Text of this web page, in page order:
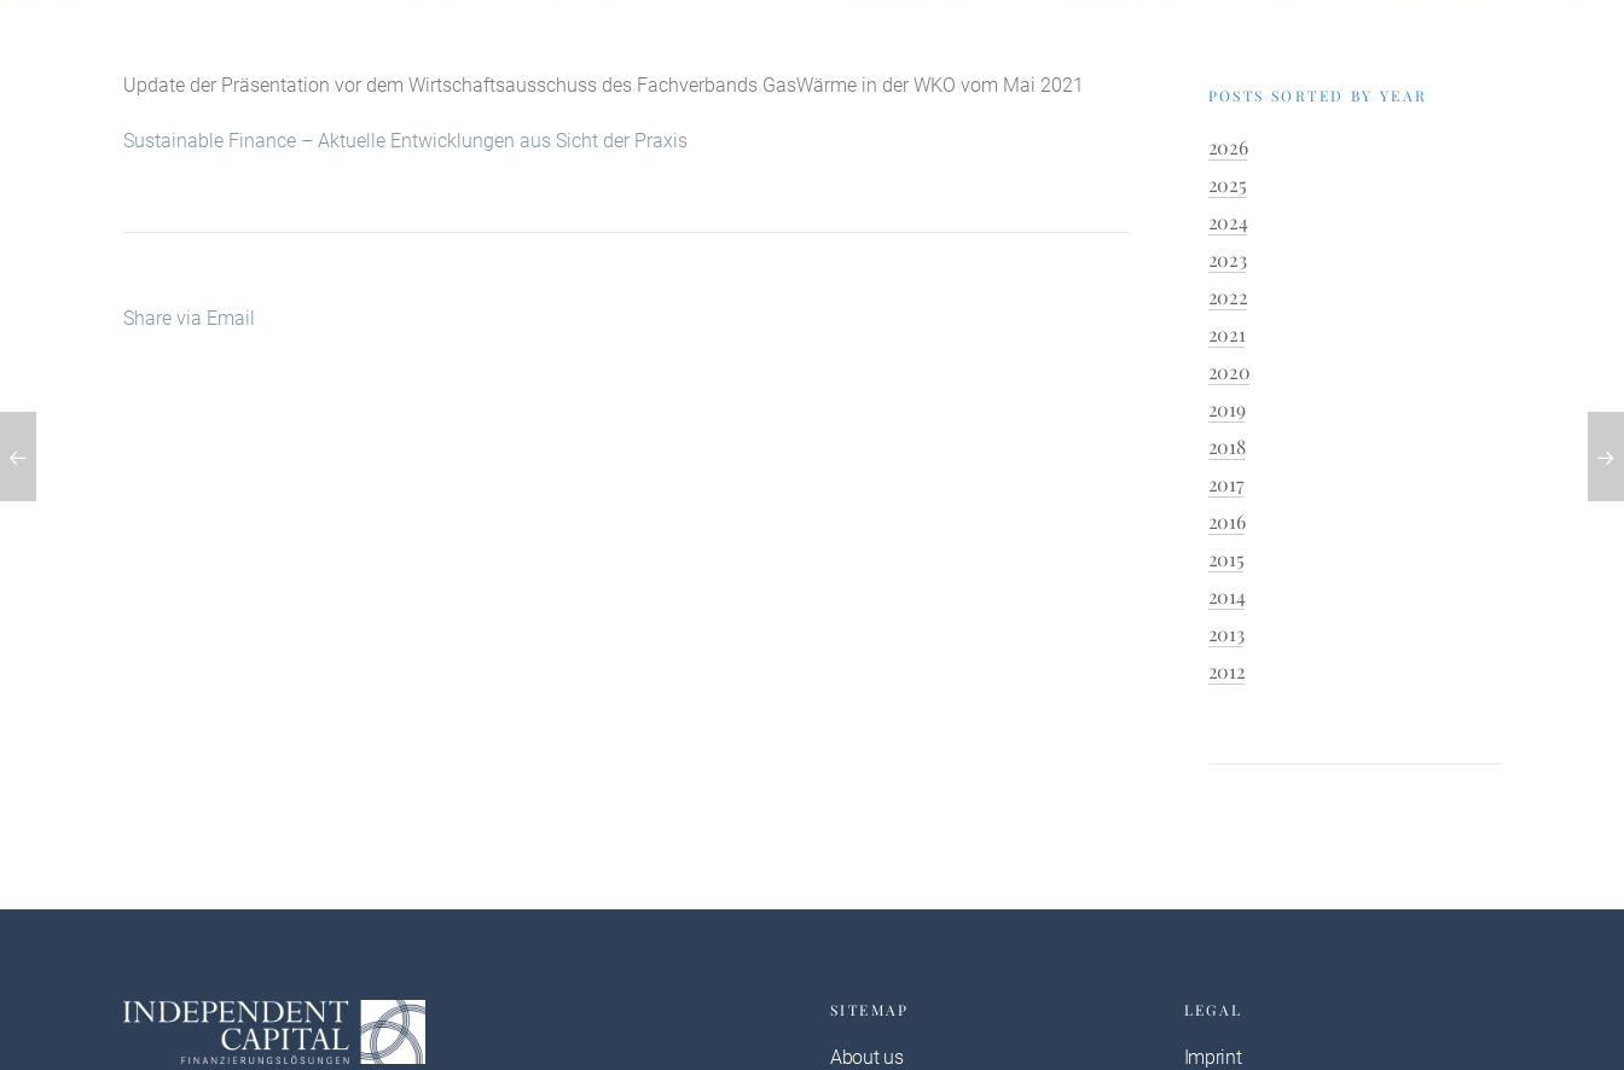
Update der Präsentation vor dem Wirtschaftsausschuss des Fachverbands GasWärme in der WKO vom Mai 2021
Sustainable Finance – Aktuelle Entwicklungen aus Sicht der Praxis
Share via Email
der Kreditvergabekriterien durch die FMA
POSTS SORTED BY YEAR
2026
2025
2024
2023
2022
2021
2020
2019
2018
2017
2016
2015
2014
2013
2012
SITEMAP
About us
LEGAL
Imprint